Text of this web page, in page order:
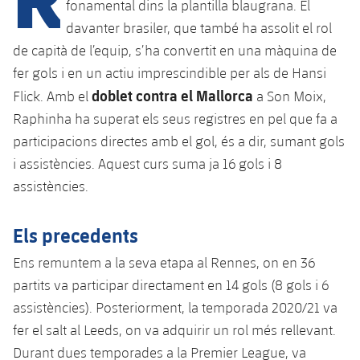
plusicon
més
Instal·lacions
Spotify Camp Nou
Palau Blaugrana
Estadi Johan Cruyff
Barça Cafe
Ciutat Esportiva
La Masia
plusicon
més
Serveis
plusicon
més
SUB13
SUB12
SUB11 A
SUB11 B
SUB10 A
SUB10 B
SUB9 A
SUB9 B
SUB8 A
SUB13 B
SUB12 C
SUB11 C
Entrades
Gameday Shows
Resultats
Classificacions
Fotos
Història
Palmarès
Base
Barça Atlètic
Junior
Cadet A
Cadet B
Infantil B
Mini
Campus Estiu
PLUSICON
MÉS
Primer Equip
plusicon
més
Actualitat
Calendari
Classificació
Jugadors
Barça Atlètic
plusicon
més
Actualitat
Resultats
Classificació
Jugadors
Base
plusicon
més
Juvenil
Cadet A
Cadet B
PLUSICON
MÉS
Primer equip
Actualitat
Calendari
Barça Atlètic
plusicon
Actualitat
fonamental dins la plantilla blaugrana. El
davanter brasiler, que també ha assolit el rol
de capità de l’equip, s’ha convertit en una màquina de
fer gols i en un actiu imprescindible per als de Hansi
Flick. Amb el doblet contra el Mallorca a Son Moix,
Raphinha ha superat els seus registres en pel que fa a
participacions directes amb el gol, és a dir, sumant gols
i assistències. Aquest curs suma ja 16 gols i 8
assistències.
Els precedents
Ens remuntem a la seva etapa al Rennes, on en 36
partits va participar directament en 14 gols (8 gols i 6
assistències). Posteriorment, la temporada 2020/21 va
fer el salt al Leeds, on va adquirir un rol més rellevant.
Durant dues temporades a la Premier League, va